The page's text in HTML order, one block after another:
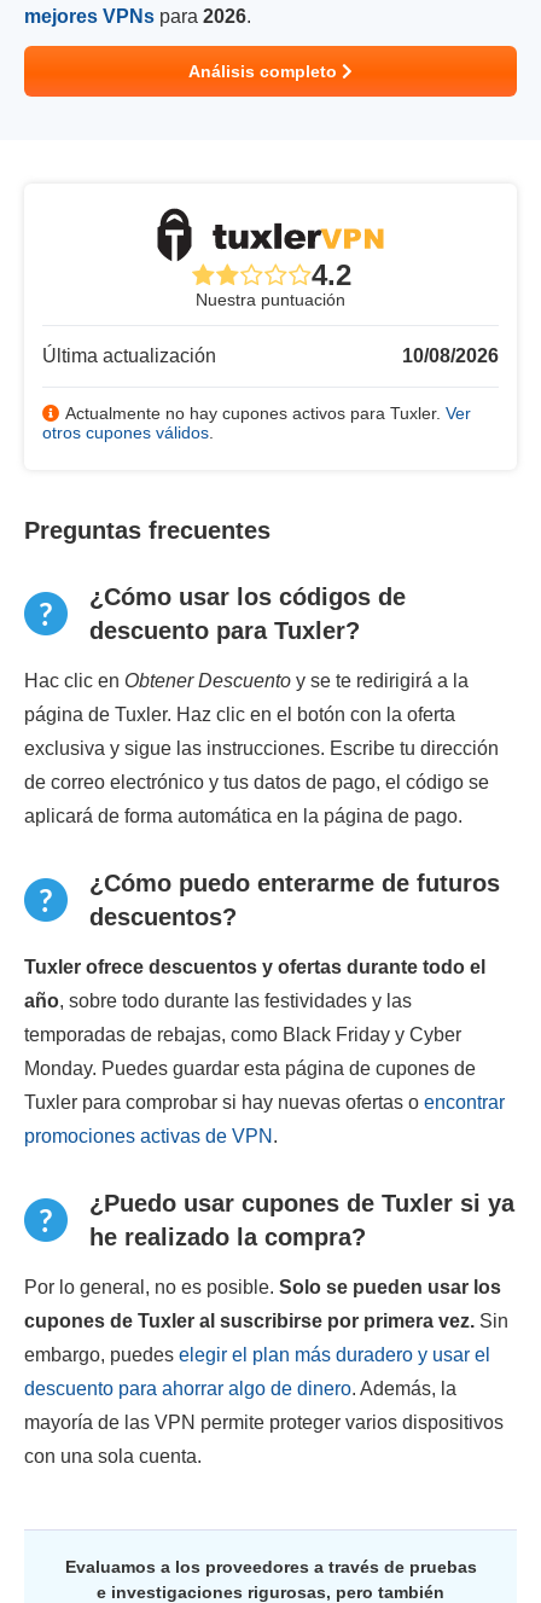
mejores VPNs para 2026.
Análisis completo
4.2
Nuestra puntuación
Última actualización 10/08/2026
Actualmente no hay cupones activos para Tuxler. Ver
otros cupones válidos
Preguntas frecuentes
¿Cómo usar los códigos de
descuento para Tuxler?
Hac clic en Obtener Descuento y se te redirigirá a la
página de Tuxler. Haz clic en el botón con la oferta
exclusiva y sigue las instrucciones. Escribe tu dirección
de correo electrónico y tus datos de pago, el código se
aplicará de forma automática en la página de pago.
¿Cómo puedo enterarme de futuros
descuentos?
Tuxler ofrece descuentos y ofertas durante todo el
año, sobre todo durante las festividades y las
temporadas de rebajas, como Black Friday y Cyber
Monday. Puedes guardar esta página de cupones de
Tuxler para comprobar si hay nuevas ofertas o encontrar
promociones activas de VPN .
¿Puedo usar cupones de Tuxler si ya
he realizado la compra?
Por lo general, no es posible. Solo se pueden usar los
cupones de Tuxler al suscribirse por primera vez. Sin
embargo, puedes elegir el plan más duradero y usar el
descuento para ahorrar algo de dinero. Además, la
mayoría de las VPN permite proteger varios dispositivos
con una sola cuenta.
Evaluamos a los proveedores a través de pruebas
e investigaciones rigurosas, pero también